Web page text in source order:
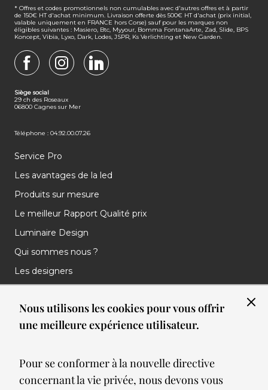
Nous utilisons les cookies pour vous offrir
une meilleure expérience utilisateur.
Pour se conformer à la nouvelle directive
concernant la vie privée, nous devons vous
* Offres et codes promotionnels non cumulables avec d'autres offres et à partir
de 150€ HT d'achat minimum. Livraison offerte dès 500€ HT d'achat (prix initial,
valable uniquement en FRANCE hors Corse) sauf pour les marques non
éligibles suivantes : Masiero, Btc, Myyour, Bomma FontanaArte, Zad, Slide, BPS
Koncept, Vibia, Lyxo, Dark, Lodes, JSPR, Ks Verlichting et New Garden.
Siège social
29 ch des Roseaux
06800 Cagnes sur Mer
Téléphone : 04.92.00.07.26
Service Pro
Les avantages de la led
Produits sur mesure
Le meilleur Rapport Qualité prix
Luminaire Design
Qui sommes nous ?
Les designers
Nos réalisations
Nos Clients
Meilleures ventes
Blog